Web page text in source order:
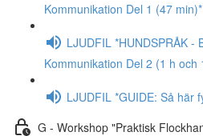
Kommunikation Del 1 (47 min)*
LJUDFIL *HUNDSPRÅK -
Kommunikation Del 2 (1 h och
LJUDFIL *GUIDE: Så här
G - Workshop "Praktisk